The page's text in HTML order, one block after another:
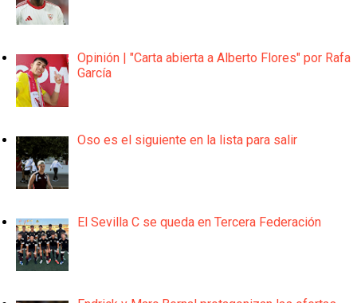
Opinión | "Carta abierta a Alberto Flores" por Rafa
García
Oso es el siguiente en la lista para salir
El Sevilla C se queda en Tercera Federación